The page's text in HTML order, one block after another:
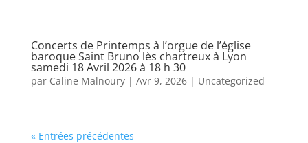
Concerts de Printemps à l’orgue de l’église
baroque Saint Bruno lès chartreux à Lyon
samedi 18 Avril 2026 à 18 h 30
par Caline Malnoury| Avr 9, 2026| Uncategorized
« Entrées précédentes